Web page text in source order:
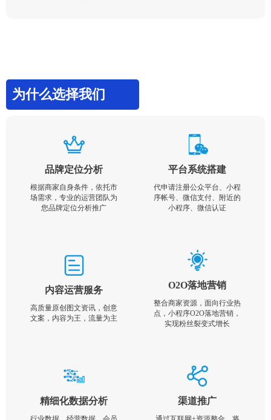
为什么选择我们
品牌定位分析
根据商家自身条件，依托市
场需求，专业的运营团队为
您品牌定位分析推广
平台系统搭建
代申请注册公众平台、小程
序帐号、微信支付、附近的
小程序、微信认证
内容运营服务
高质量原创图文资讯，创意
文案，内容为王，流量为主
O2O落地营销
整合商家资源，面向行业热
点，小程序O2O落地营销，
实现粉丝裂变式增长
精细化数据分析 渠道推广